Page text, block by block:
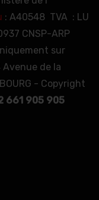
: A40548 TVA : LU
CNSP-ARP
sur
de la
- Copyright
661 905 905